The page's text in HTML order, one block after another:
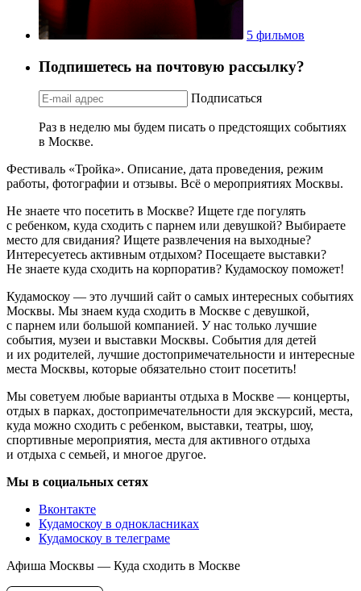
5 фильмов
Подпишетесь на почтовую рассылку?
Подписаться
Раз в неделю мы будем писать о предстоящих событиях
в Москве.
Фестиваль «Тройка». Описание, дата проведения, режим
работы, фотографии и отзывы. Всё о мероприятиях Москвы.
Не знаете что посетить в Москве? Ищете где погулять
с ребенком, куда сходить с парнем или девушкой? Выбираете
место для свидания? Ищете развлечения на выходные?
Интересуетесь активным отдыхом? Посещаете выставки?
Не знаете куда сходить на корпоратив? Кудамоскоу поможет!
Кудамоскоу — это лучший сайт о самых интересных событиях
Москвы. Мы знаем куда сходить в Москве с девушкой,
с парнем или большой компанией. У нас только лучшие
события, музеи и выставки Москвы. События для детей
и их родителей, лучшие достопримечательности и интересные
места Москвы, которые обязательно стоит посетить!
Мы советуем любые варианты отдыха в Москве — концерты,
отдых в парках, достопримечательности для экскурсий, места,
куда можно сходить с ребенком, выставки, театры, шоу,
спортивные мероприятия, места для активного отдыха
и отдыха с семьей, и многое другое.
Мы в социальных сетях
Вконтакте
Кудамоскоу в однокласниках
Кудамоскоу в телеграме
Афиша Москвы — Куда сходить в Москве